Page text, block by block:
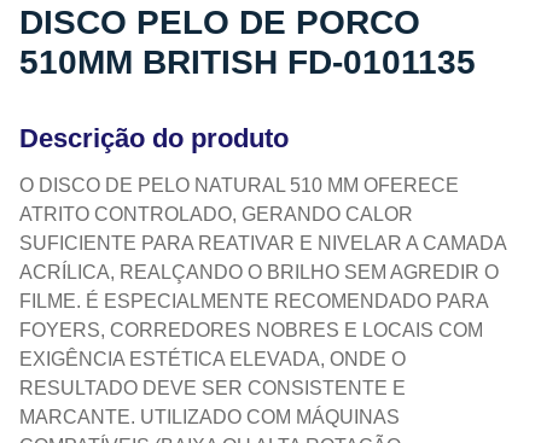
DISCO PELO DE PORCO
510MM BRITISH FD-0101135
Descrição do produto
O DISCO DE PELO NATURAL 510 MM OFERECE
ATRITO CONTROLADO, GERANDO CALOR
SUFICIENTE PARA REATIVAR E NIVELAR A CAMADA
ACRÍLICA, REALÇANDO O BRILHO SEM AGREDIR O
FILME. É ESPECIALMENTE RECOMENDADO PARA
FOYERS, CORREDORES NOBRES E LOCAIS COM
EXIGÊNCIA ESTÉTICA ELEVADA, ONDE O
RESULTADO DEVE SER CONSISTENTE E
MARCANTE. UTILIZADO COM MÁQUINAS